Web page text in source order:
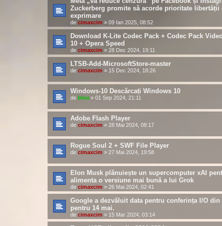
Zuckerberg promite să acorde prioritate libertății
exprimare
de cimaxcim » 09 Ian 2025, 08:52
Download K-Lite Codec Pack + Codec Pack
10 + Opera Speed
de cimaxcim » 28 Dec 2024, 19:11
LTSB-Add-MicrosoftStore-master
de cimaxcim » 15 Dec 2024, 18:26
Windows-10 Descărcați Windows 10
de Irina » 01 Sep 2024, 21:11
Adobe Flash Player
de cimaxcim » 28 Mai 2024, 08:17
Rogue Soul 2 + SWF File Player
de cimaxcim » 27 Mai 2024, 19:58
Elon Musk plănuiește un supercomputer xAI
alimenta o versiune mai bună a lui Grok
de cimaxcim » 26 Mai 2024, 02:41
Google a dezvăluit data pentru conferința I/O din
pentru 14 mai.
de cimaxcim » 15 Mar 2024, 03:14